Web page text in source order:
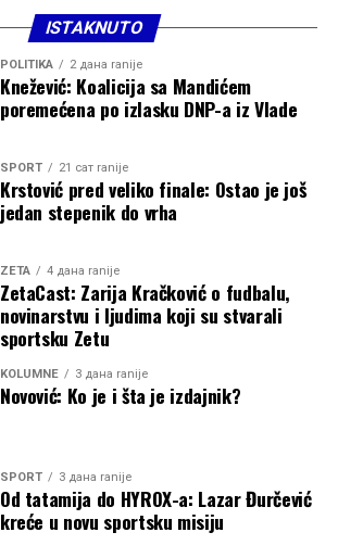
ISTAKNUTO
POLITIKA 2 дана ranije
Knežević: Koalicija sa Mandićem
poremećena po izlasku DNP-a iz Vlade
SPORT 21 сат ranije
Krstović pred veliko finale: Ostao je još
jedan stepenik do vrha
ZETA 4 дана ranije
ZetaCast: Zarija Kračković o fudbalu,
novinarstvu i ljudima koji su stvarali
sportsku Zetu
KOLUMNE 3 дана ranije
Novović: Ko je i šta je izdajnik?
SPORT 3 дана ranije
Od tatamija do HYROX-a: Lazar Đurčević
kreće u novu sportsku misiju